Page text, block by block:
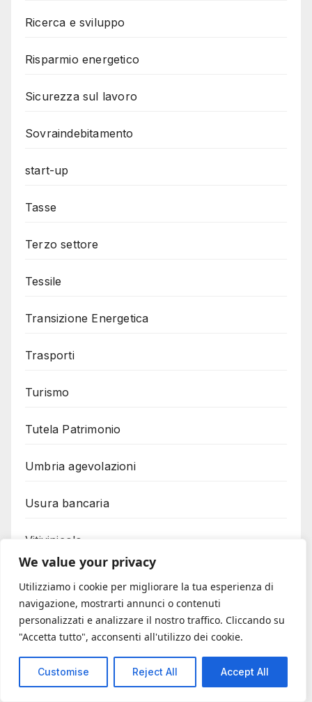
We value your privacy
Utilizziamo i cookie per migliorare la tua esperienza di
navigazione, mostrarti annunci o contenuti
personalizzati e analizzare il nostro traffico. Cliccando su
"Accetta tutto", acconsenti all'utilizzo dei cookie.
Customise Reject All Accept All
Ricerca e sviluppo
Risparmio energetico
Sicurezza sul lavoro
Sovraindebitamento
start-up
Tasse
Terzo settore
Tessile
Transizione Energetica
Trasporti
Turismo
Tutela Patrimonio
Umbria agevolazioni
Usura bancaria
Vitivinicolo
Cerca
Cerca